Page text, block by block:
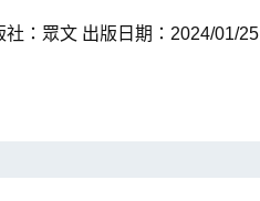
：眾文 出版日期：2024/01/25